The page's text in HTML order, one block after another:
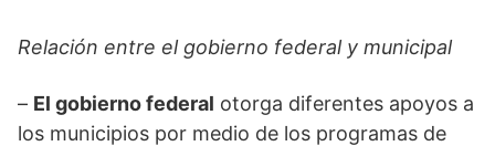
Relación entre el gobierno federal y municipal
– El gobierno federal otorga diferentes apoyos a
los municipios por medio de los programas de